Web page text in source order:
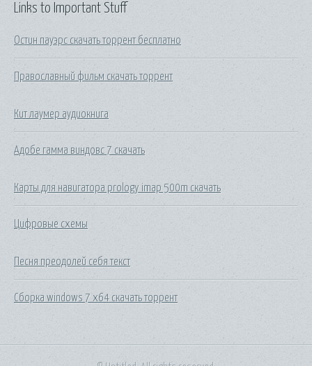
Links to Important Stuff
Остин пауэрс скачать торрент бесплатно
Православный фильм скачать торрент
Кит лаумер аудиокнига
Адобе гамма виндовс 7 скачать
Карты для навигатора prology imap 500m скачать
Цифровые схемы
Песня преодолей себя текст
Сборка windows 7 x64 скачать торрент